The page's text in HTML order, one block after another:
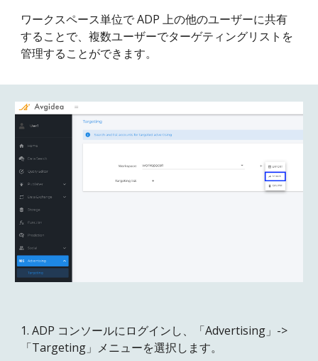
ワークスペース単位で ADP 上の他のユーザーに共有
することで、複数ユーザーでターゲティングリストを
管理することができます。
1. ADP コンソールにログインし、「Advertising」->
「Targeting」メニューを選択します。